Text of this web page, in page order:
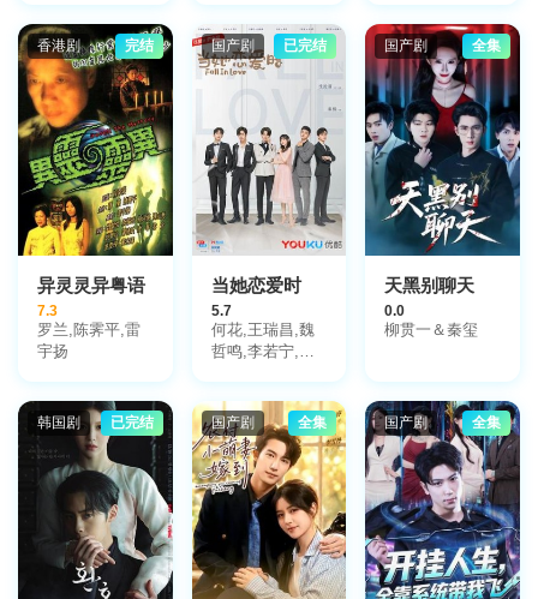
香港剧 完结
异灵灵异粤语
7.3
罗兰,陈霁平,雷
宇扬
国产剧 已完结
当她恋爱时
5.7
何花,王瑞昌,魏
哲鸣,李若宁,罗
国产剧 全集
天黑别聊天
0.0
柳贯一＆秦玺
韩国剧 已完结 国产剧 全集 国产剧 全集